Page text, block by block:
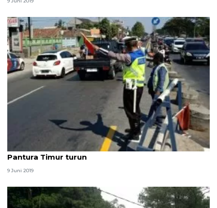
Kasus laka lantas selama arus mudik di Jalur
Pantura Timur turun
9 Juni 2019